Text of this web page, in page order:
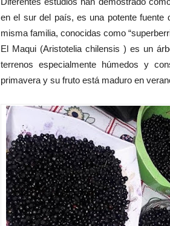
en el sur del país, es una potente
misma familia, conocidas como
El Maqui (Aristotelia chilensis ) es un
terrenos especialmente húmedos y
primavera y su fruto está maduro en